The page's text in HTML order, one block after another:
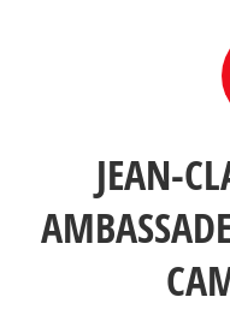
JEAN-